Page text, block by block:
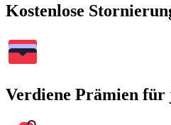
Kostenlose
Verdiene Prämien für